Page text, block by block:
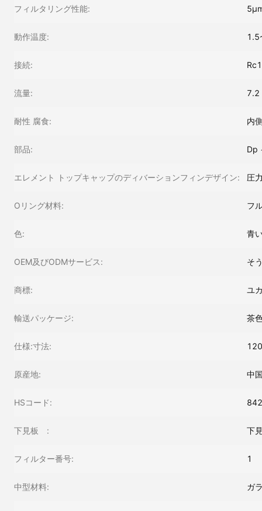
フィルタリング性能:
動作温度:
接続:
流量: 7.2
耐性 腐食: 内
部品: Dp
エレメント トップキャップのディバーションフィンデザイン: 圧
Oリング材料: フ
色: 青
OEM及びODMサービス: そ
商標: ユ
輸送パッケージ: 茶
仕様:寸法:
原産地: 中
HSコード:
下見板 : 下
フィルター番号: 1
中型材料: ガ